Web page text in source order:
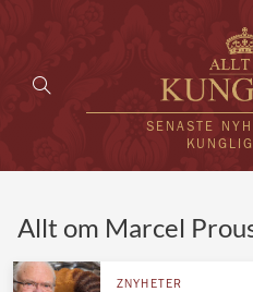
SENASTE
Allt om Marcel
ZNYHETER